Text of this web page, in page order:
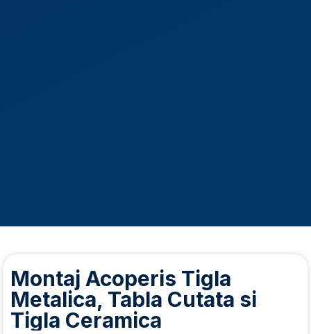
Montaj Acoperis Tigla
Metalica, Tabla Cutata si
Tigla Ceramica